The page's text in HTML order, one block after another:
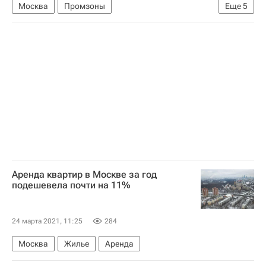
Еще5
Москва
Промзоны
Владимир Ефимов (Правительство Москвы)
Аренда квартир в Москве за год
подешевела почти на 11%
24 марта 2021, 11:25 284
Москва Жилье Аренда